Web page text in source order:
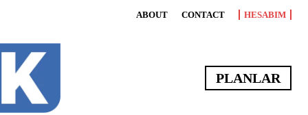
ABOUT CONTACT HESABIM
PLANLAR